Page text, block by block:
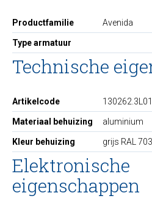
Productfamilie Avenida
Type armatuur
Technische
Artikelcode
Materiaal behuizing aluminium
Kleur behuizing grijs RAL
Elektronische
eigenschappen